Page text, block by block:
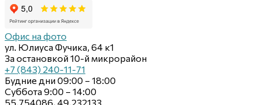
Офис на фото
ул. Юлиуса Фучика, 64 к1
За остановкой 10-й микрорайон
+7 (843) 240-11-71
Будние дни 09:00 – 18:00
Суббота 9:00 – 14:00
55.754086, 49.232133